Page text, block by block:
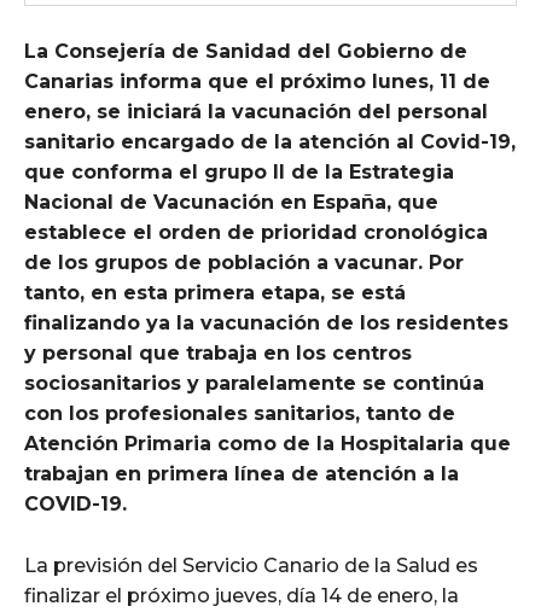
La Consejería de Sanidad del Gobierno de
Canarias informa que el próximo lunes, 11 de
enero, se iniciará la vacunación del personal
sanitario encargado de la atención al Covid-19,
que conforma el grupo II de la Estrategia
Nacional de Vacunación en España, que
establece el orden de prioridad cronológica
de los grupos de población a vacunar. Por
tanto, en esta primera etapa, se está
finalizando ya la vacunación de los residentes
y personal que trabaja en los centros
sociosanitarios y paralelamente se continúa
con los profesionales sanitarios, tanto de
Atención Primaria como de la Hospitalaria que
trabajan en primera línea de atención a la
COVID-19.
La previsión del Servicio Canario de la Salud es
finalizar el próximo jueves, día 14 de enero, la